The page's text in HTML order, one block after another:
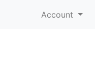
Account